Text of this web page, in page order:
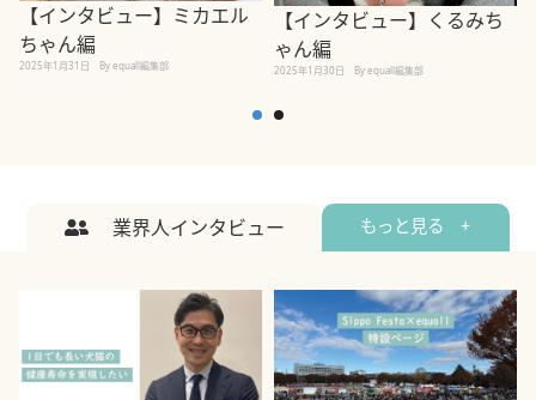
【インタビュー】ミカエル
ちゃん編
2025年1月31日 By equall編集部
【インタビュー】くるみち
ゃん編
2025年1月30日 By equall編集部
業界人インタビュー もっと見る +